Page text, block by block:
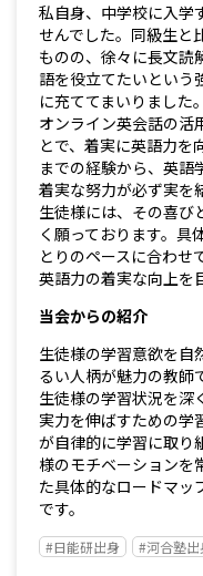
私自身、中学校に入学
せんでした。同級生と
ものの、徐々に長文読
語を役立てたいという
に充ててまいりました
オンライン英会話の活
とで、着実に英語力を
までの経験から、英語
着実な努力が必ず実を
生徒様には、その喜び
く願っております。具
とりのペースに合わせ
英語力の着実な向上を
当会からの紹介
生徒様の学習意欲を自
るい人柄が魅力の教師
生徒様の学習状況を深
実力を伸ばすための学
が自律的に学習に取り
様のモチベーションを
た具体的なロードマッ
です。
#日能研出身 #河合塾出